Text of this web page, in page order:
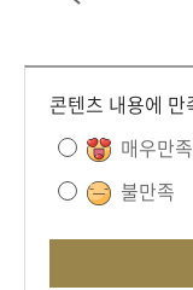
콘텐츠 내용에 만
매우만족
불만족